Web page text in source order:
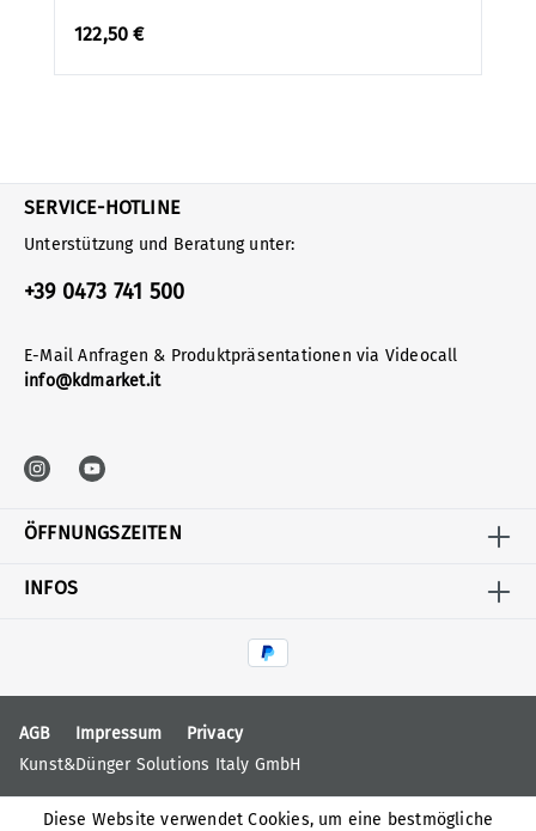
122,50 €
SERVICE-HOTLINE
Unterstützung und Beratung unter:
+39 0473 741 500
E-Mail Anfragen & Produktpräsentationen via Videocall
info@kdmarket.it
ÖFFNUNGSZEITEN
INFOS
AGB Impressum
Privacy
Kunst&Dünger Solutions Italy GmbH
Diese Website verwendet Cookies, um eine bestmögliche